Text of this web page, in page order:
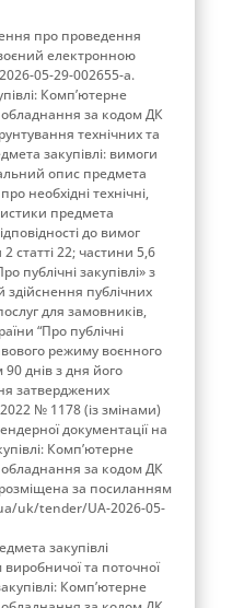
про проведення
електронною
05-29-002655-a.
Комп’ютерне
за кодом ДК
технічних та
закупівлі: вимоги
опис предмета
необхідні технічні,
предмета
до вимог
статті 22; частини 5,6
публічні закупівлі» з
публічних
для замовників,
“Про публічні
режиму воєнного
90 днів з дня його
затверджених
№ 1178 (із змінами)
документації на
Комп’ютерне
за кодом ДК
за посиланням
uk/tender/UA-2026-05-
закупівлі
та поточної
Комп’ютерне